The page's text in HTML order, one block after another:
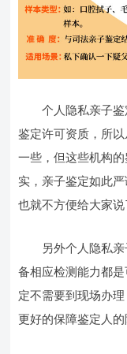
个人隐私亲子
鉴定许可资质，所
一些，但这些机构
实，亲子鉴定如此
也就不方便给大家说
另外个人隐私
备相应检测能力都
定不需要到现场办
更好的保障鉴定人的